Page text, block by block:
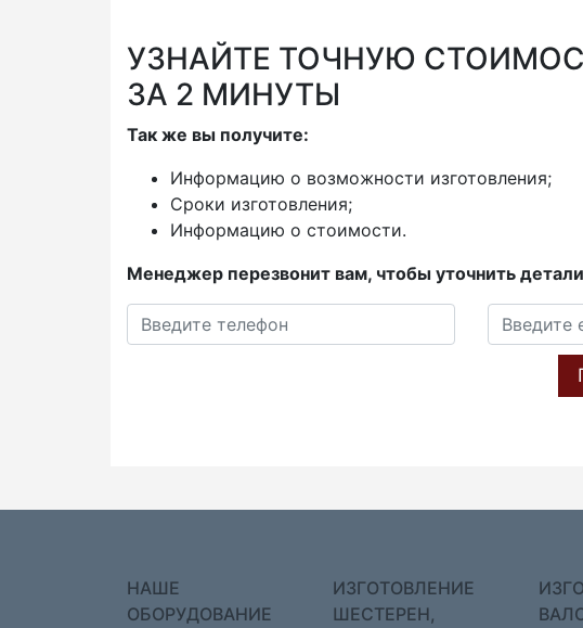
УЗНАЙТЕ ТОЧНУЮ
ЗА 2 МИНУТЫ
Так же вы получите:
Информацию о возможности изготовления;
Сроки изготовления;
Информацию о стоимости.
Менеджер перезвонит вам, чтобы уточнить детали
НАШЕ
ОБОРУДОВАНИЕ
ИЗГОТОВЛЕНИЕ
ШЕСТЕРЕН,